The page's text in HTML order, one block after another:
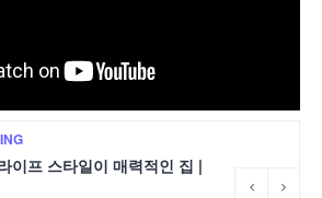
이프 스타일이 매력적인 집 |